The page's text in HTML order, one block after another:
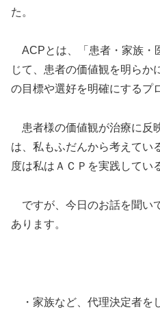
た。
ACPとは、「患者・家族・
じて、患者の価値観を明らか
の目標や選好を明確にするプ
患者様の価値観が治療に反
は、私もふだんから考えてい
度は私はＡＣＰを実践してい
ですが、今日のお話を聞い
あります。
・家族など、代理決定者を